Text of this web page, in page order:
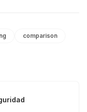
comparison